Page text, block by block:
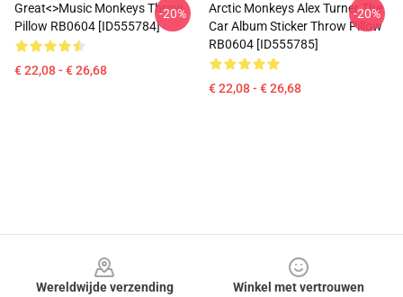
Great<>music Monkeys Throw
Pillow RB0604 [ID555784]
€ 22,08 - € 26,68
-20%
Arctic Monkeys Alex Turner The
Car Album Sticker Throw Pillow
RB0604 [ID555785]
€ 22,08 - € 26,68
-20%
Wereldwijde verzending
Winkel met vertrouwen